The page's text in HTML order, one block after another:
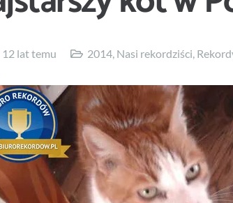
12 lat temu 2014 Nasi rekordziści